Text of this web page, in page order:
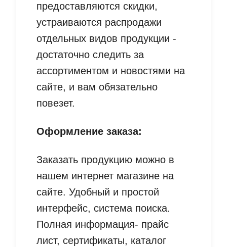
предоставляются скидки,
устраиваются распродажи
отдельных видов продукции -
достаточно следить за
ассортиментом и новостями на
сайте, и вам обязательно
повезет.
Оформление заказа:
Заказать продукцию можно в
нашем интернет магазине на
сайте. Удобный и простой
интерфейс, система поиска.
Полная информация- прайс
лист, сертификаты, каталог